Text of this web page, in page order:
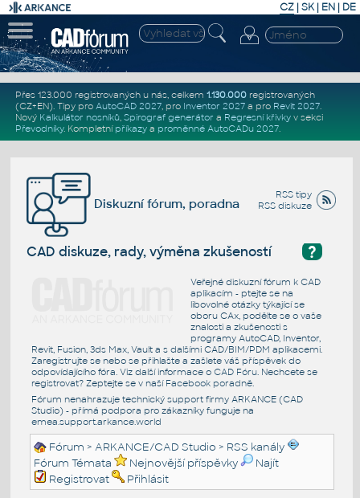
CZ | SK| EN | DE
Přes 123.000 registrovaných u nás, celkem 1.130.000registrovaných
(CZ+EN). Tipy pro AutoCAD 2027, pro Inventor 2027a pro Revit 2027.
Nový Kalkulátor nosníků, Spirograf generátor a Regresní křivkyv sekci
Převodníky. Kompletní příkazya proměnné AutoCADu 2027.
RSS tipy
RSS diskuze
Diskuzní fórum, poradna
?
CAD diskuze, rady, výměna zkušeností
Veřejné diskuzní fórum k CAD
aplikacím - ptejte se na
libovolné otázky týkající se
oboru CAx, podělte se o vaše
znalosti a zkušenosti s
programy AutoCAD, Inventor,
Revit, Fusion, 3ds Max, Vault a s dalšími CAD/BIM/PDM aplikacemi.
Zaregistrujte se nebo se přihlašte a zašlete váš příspěvek do
odpovídajícího fóra. Viz další informace o CAD Fóru. Nechcete se
registrovat? Zeptejte se v naší Facebook poradně.
Fórum nenahrazuje technický support firmy ARKANCE (CAD
Studio) - přímá podpora pro zákazníky funguje na
emea.support.arkance.world
Fórum >ARKANCE/CAD Studio > RSS kanály
Fórum Témata
Nejnovější příspěvky
Najít
Registrovat
Přihlásit